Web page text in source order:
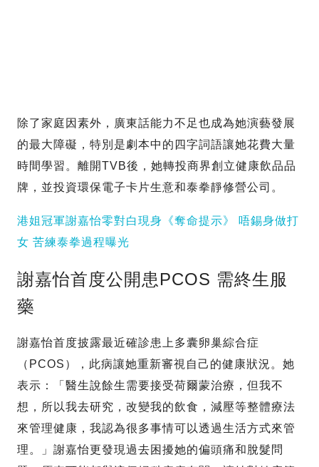
除了家庭因素外，廣東話能力不足也成為她演藝發展
的最大障礙，特別是劇本中的四字詞語讓她花費大量
時間學習。離開TVB後，她轉投商界創立健康飲品品
牌，並投資環保電子卡片生意和泰拳靜修營公司。
港姐冠軍謝嘉怡零對白現身《奪命提示》 唔錫身做打
女 苦練泰拳過程曝光
謝嘉怡首度公開患PCOS 需終生服
藥
謝嘉怡首度披露最近確診患上多囊卵巢綜合症
（PCOS），此病讓她重新審視自己的健康狀況。她
表示：「醫生說餘生需要接受荷爾蒙治療，但我不
想，所以我去研究，改變我的飲食，減壓等整體療法
來管理健康，我認為很多事情可以透過生活方式來管
理。」謝嘉怡更發現過去困擾她的偏頭痛和脫髮問